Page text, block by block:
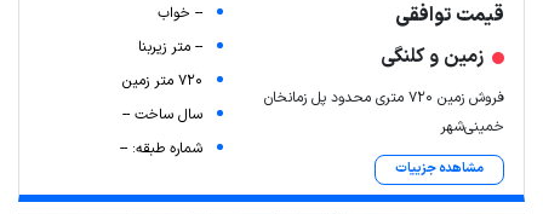
قیمت توافقی
زمین و کلنگی
فروش زمین ۷۲۰ متری محدود پل زمانخان
خمینی‌شهر
مشاهده جزییات
-- خواب
-- متر زیربنا
720 متر زمین
سال ساخت --
شماره طبقه: --